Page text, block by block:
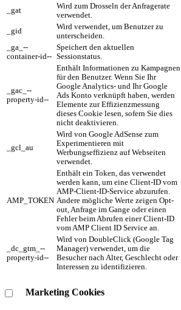
_gat
Wird zum Drosseln der Anfragerate
verwendet.
_gid
Wird verwendet, um Benutzer zu
unterscheiden.
_ga_--
container-id--
Speichert den aktuellen
Sessionstatus.
_gac_--
property-id--
Enthält Informationen zu Kampagnen
für den Benutzer. Wenn Sie Ihr
Google Analytics- und Ihr Google
Ads Konto verknüpft haben, werden
Elemente zur Effizienzmessung
dieses Cookie lesen, sofern Sie dies
nicht deaktivieren.
_gcl_au
Wird von Google AdSense zum
Experimentieren mit
Werbungseffizienz auf Webseiten
verwendet.
AMP_TOKEN
Enthält ein Token, das verwendet
werden kann, um eine Client-ID vom
AMP-Client-ID-Service abzurufen.
Andere mögliche Werte zeigen Opt-
out, Anfrage im Gange oder einen
Fehler beim Abrufen einer Client-ID
vom AMP Client ID Service an.
_dc_gtm_--
property-id--
Wird von DoubleClick (Google Tag
Manager) verwendet, um die
Besucher nach Alter, Geschlecht oder
Interessen zu identifizieren.
Marketing Cookies